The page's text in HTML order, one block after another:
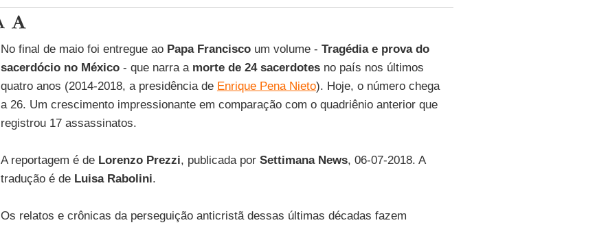
No final de maio foi entregue ao Papa Franciscoum volume - Tragédia e prova do
sacerdócio no México- que narra a morte de 24 sacerdotesno país nos últimos
quatro anos (2014-2018, a presidência de Enrique Pena Nieto). Hoje, o número chega
a 26. Um crescimento impressionante em comparação com o quadriênio anterior que
registrou 17 assassinatos.
A reportagem é de Lorenzo Prezzi, publicada por Settimana News, 06-07-2018. A
tradução é de Luisa Rabolini.
Os relatos e crônicas da perseguição anticristã dessas últimas décadas fazem